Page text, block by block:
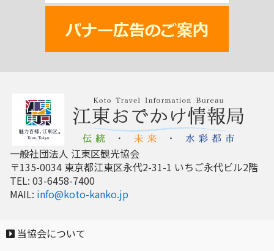
一般社団法人 江東区観光協会
〒135-0034 東京都江東区永代2-31-1 いちご永代ビル2階
TEL: 03-6458-7400
MAIL: info@koto-kanko.jp
当協会について